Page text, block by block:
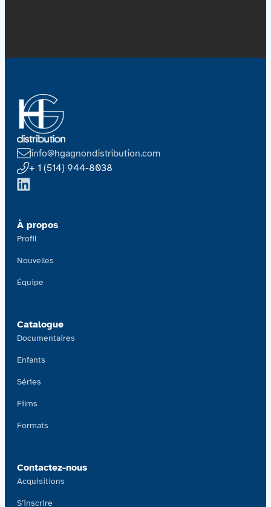
info@hgagnondistribution.com
+ 1 (514) 944-8038
À propos
Profil
Nouvelles
Équipe
Catalogue
Documentaires
Enfants
Séries
Films
Formats
Contactez-nous
Acquisitions
S’inscrire